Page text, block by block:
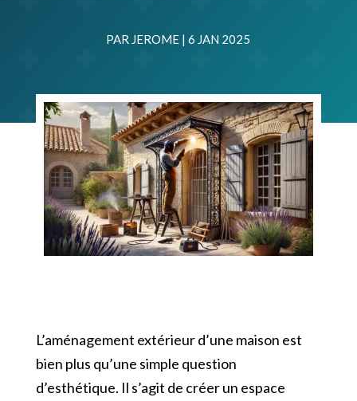
PAR JEROME |6 JAN 2025
L’aménagement extérieur d’une maison est
bien plus qu’une simple question
d’esthétique. Il s’agit de créer un espace